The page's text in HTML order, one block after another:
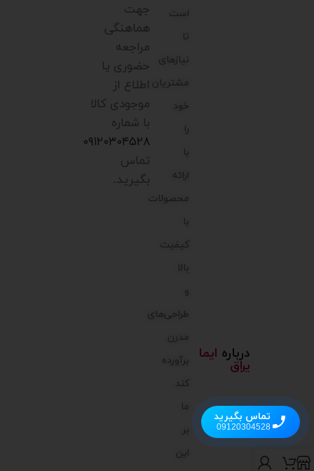
درباره ایما
یراق
است
تا
نیازهای
مشتریان
خود
را
با
ارائه
محصولات
با
کیفیت
بالا
و
طراحی‌های
مدرن
برآورده
کند.
ما
بر
این
جهت
هماهنگی
مراجعه
حضوری یا
اطلاع از
موجودی کالا
با شماره
۰۹۱۲۰۳۰۴۵۲۸
تماس
بگیرید.
تماس بگیرید
09120304528